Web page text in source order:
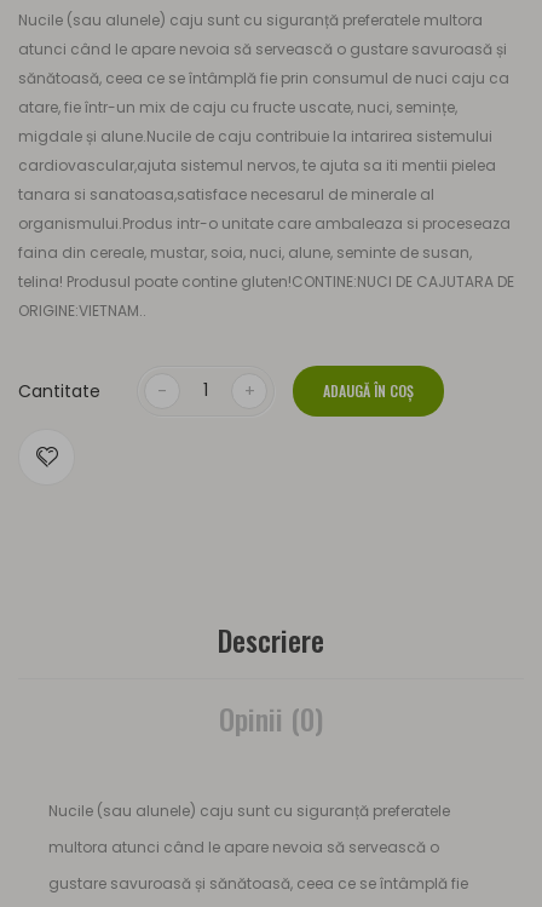
Nucile (sau alunele) caju sunt cu siguranță preferatele multora
atunci când le apare nevoia să servească o gustare savuroasă și
sănătoasă, ceea ce se întâmplă fie prin consumul de nuci caju ca
atare, fie într-un mix de caju cu fructe uscate, nuci, semințe,
migdale și alune.Nucile de caju contribuie la intarirea sistemului
cardiovascular,ajuta sistemul nervos, te ajuta sa iti mentii pielea
tanara si sanatoasa,satisface necesarul de minerale al
organismului.Produs intr-o unitate care ambaleaza si proceseaza
faina din cereale, mustar, soia, nuci, alune, seminte de susan,
telina! Produsul poate contine gluten!CONTINE:NUCI DE CAJUTARA DE
ORIGINE:VIETNAM..
Cantitate ADAUGĂ ÎN COŞ
Descriere
Opinii (0)
Nucile (sau alunele) caju sunt cu siguranță preferatele
multora atunci când le apare nevoia să servească o
gustare savuroasă și sănătoasă, ceea ce se întâmplă fie